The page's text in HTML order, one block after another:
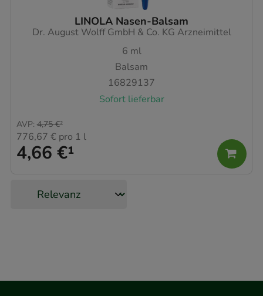
LINOLA Nasen-Balsam
Dr. August Wolff GmbH & Co. KG Arzneimittel
6 ml
Balsam
16829137
Sofort lieferbar
4,66 €¹
AVP: 4,75 €²
776,67 € pro 1 l